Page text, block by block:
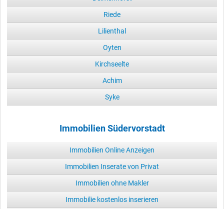
Riede
Lilienthal
Oyten
Kirchseelte
Achim
Syke
Immobilien Südervorstadt
Immobilien Online Anzeigen
Immobilien Inserate von Privat
Immobilien ohne Makler
Immobilie kostenlos inserieren